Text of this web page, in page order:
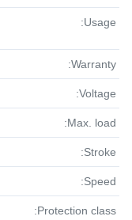
Usage:
Warranty:
Voltage:
Max. load:
Stroke:
Speed:
Protection class: